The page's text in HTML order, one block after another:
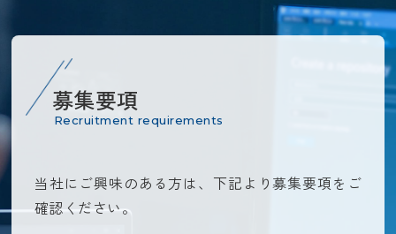
募集要項
Recruitment requirements
当社にご興味のある方は、下記より募集要項をご
確認ください。